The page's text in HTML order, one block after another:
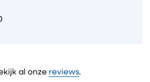
te gaan omdat dat heel
al onze reviews.